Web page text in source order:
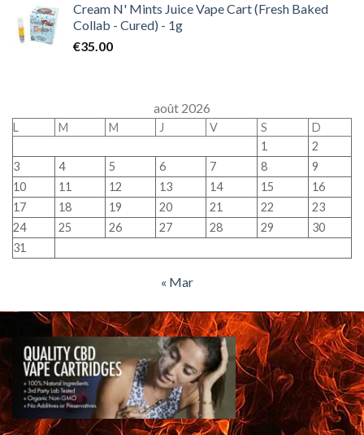
Cream N' Mints Juice Vape Cart (Fresh Baked
Collab - Cured) - 1g
€35.00
août 2026
L M M J V S
D
1
2
3
4 5 6 7 8
9
10
11 12 13 14 15
16
17
18 19 20 21 22
23
24
25 26 27 28 29
30
31
« Mar